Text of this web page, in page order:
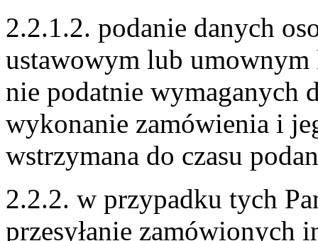
2.2.1.2. podanie danych
ustawowym lub
nie podatnie wymaganych
wykonanie zamówienia i
wstrzymana do czasu
2.2.2. w przypadku tych
przesyłanie